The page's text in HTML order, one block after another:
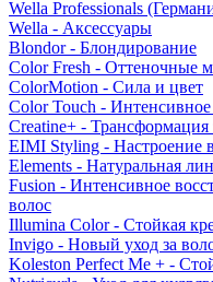
Wella Professionals
Wella - Аксессуары
Blondor - Блондирование
Color Fresh - Оттеночные
ColorMotion - Сила и цвет
Color Touch -
Creatine+ - Трансформация
EIMI Styling - Настроение
Elements - Натуральная
Fusion - Интенсивное
волос
Illumina Color - Стойкая
Invigo - Новый уход за
Koleston Perfect Me + -